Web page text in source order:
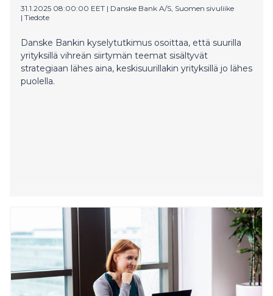
31.1.2025 08:00:00 EET | Danske Bank A/S, Suomen sivuliike
| Tiedote
Danske Bankin kyselytutkimus osoittaa, että suurilla
yrityksillä vihreän siirtymän teemat sisältyvät
strategiaan lähes aina, keskisuurillakin yrityksillä jo lähes
puolella.